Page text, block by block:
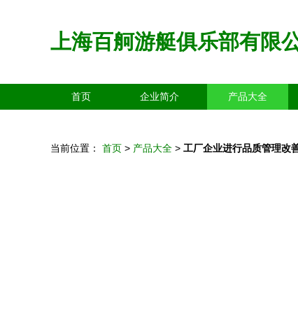
上海百舸游艇俱乐部有限
首页 企业简介 产品大全
当前位置： 首页 > 产品大全 > 工厂企业进行品质管理改